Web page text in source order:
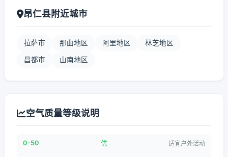
昂仁县附近城市
拉萨市 那曲地区 阿里地区 林芝地区
昌都市 山南地区
空气质量等级说明
0-50 优 适宜户外活动